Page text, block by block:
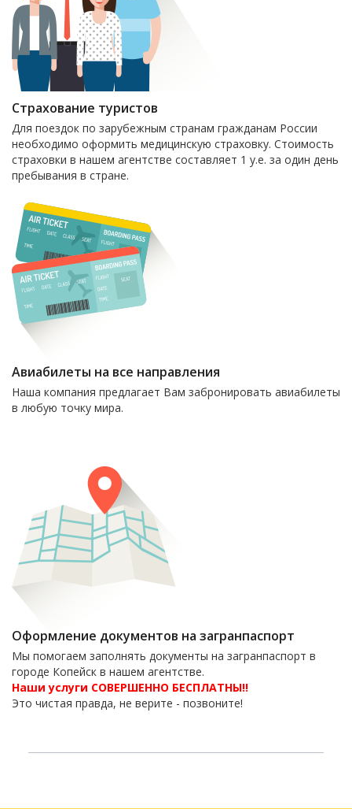
Страхование туристов
Для поездок по зарубежным странам гражданам России
необходимо оформить медицинскую страховку. Стоимость
страховки в нашем агентстве составляет 1 у.е. за один день
пребывания в стране.
Авиабилеты на все направления
Наша компания предлагает Вам забронировать авиабилеты
в любую точку мира.
Оформление документов на загранпаспорт
Мы помогаем заполнять документы на загранпаспорт в
городе Копейск в нашем агентстве.
Наши услуги СОВЕРШЕННО БЕСПЛАТНЫ!!
Это чистая правда, не верите - позвоните!